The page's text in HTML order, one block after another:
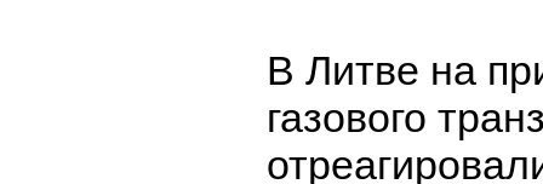
В Литве на
газового